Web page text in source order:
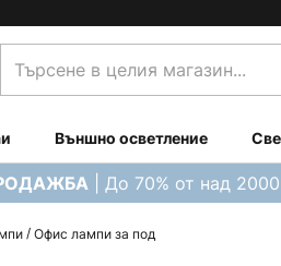
магазин...Външно осветление
| До 70% от над
Офис лампи за под